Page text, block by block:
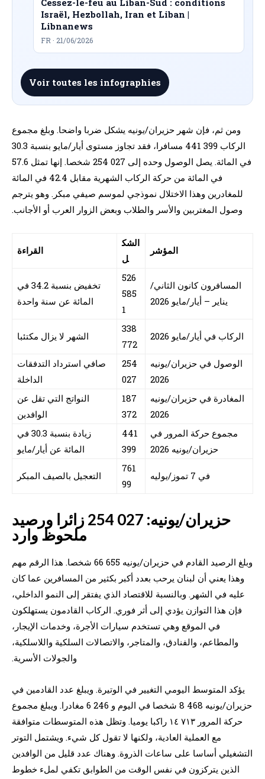
Israël, Hezbollah, Iran et Liban |
Libnanews
FR · 21/06/2026
Voir toutes les infographies
ومن ثم، فإن شهر حزيران/يونيه يشكل ضربا واضحا. وبلغ مجموع
الركاب 399 441 مسافرا، فقد تجاوز مستوى أيار/مايو بنسبة 30.3
في المائة. يصل الوصول وحده إلى 027 254 شخصا. إنها تمثل 57.6
في المائة من حركة الركاب الشهرية مقابل 42.4 في المائة
للمغادرين وهذا الاختلال نموذجي لموسم صيفي مبكر. وهو يترجم
وصول المغتربين والأسر والطلاب وبعض الزوار العرب أو الأجانب.
المؤشر
الشك
ل
القراءة
المسافرون كانون الثاني/
يناير – أيار/مايو 2026
526
585
1
تخفيض بنسبة 34.2 في
المائة عن سنة واحدة
الركاب في أيار/مايو 2026
338
772
الشهر لا يزال مكتئبا
الوصول في حزيران/يونيه
2026
254
027
صافي استرداد التدفقات
الداخلة
المغادرة في حزيران/يونيه
2026
187
372
النواتج التي تقل عن
الوافدين
مجموع حركة المرور في
حزيران/يونيه 2026
441
399
زيادة بنسبة 30.3 في
المائة عن أيار/مايو
في 7 تموز/يوليه
761
99
التعجيل بالصيف المبكر
حزيران/يونيه: 027 254 زائرا ورصيد
ملحوظ وارد
وبلغ الرصيد القادم في حزيران/يونيه 655 66 شخصا. هذا الرقم مهم
وهذا يعني أن لبنان يرحب بعدد أكبر بكثير من المسافرين عما كان
عليه في الشهر. وبالنسبة للاقتصاد الذي يفتقر إلى النمو الداخلي،
فإن هذا التوازن يؤدي إلى أثر فوري. الركاب القادمون يستهلكون
في الموقع وهي تستخدم سيارات الأجرة، وخدمات الإيجار،
والمطاعم، والفنادق، والمتاجر، والاتصالات السلكية واللاسلكية،
والجولات الأسرية.
يؤكد المتوسط اليومي التغيير في الوتيرة. ويبلغ عدد القادمين في
حزيران/يونيه 468 8 شخصا في اليوم و 246 6 مغادرا. ويبلغ مجموع
حركة المرور ٧١٣ ١٤ راكبا يوميا. وتظل هذه المتوسطات متوافقة
مع العملية العادية، ولكنها لا تقول كل شيء. ويشتمل التوتر
التشغيلي أساسا على ساعات الذروة. وهناك عدد قليل من الوافدين
الذين يتركزون في نفس الوقت من الطوابق تكفي لملء خطوط